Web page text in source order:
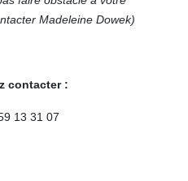
Madeleine Dowek)
contacter :
13 31 07